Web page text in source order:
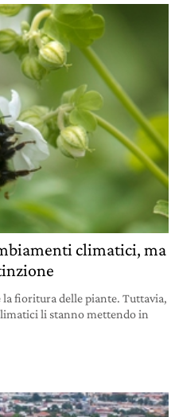
climatici, ma
fioritura delle piante. Tuttavia,
li stanno mettendo in